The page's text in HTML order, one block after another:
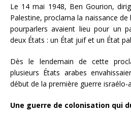
Le 14 mai 1948, Ben Gourion,
Palestine, proclama la naissance de
pourparlers avaient lieu pour un
deux États : un État juif et un État
Dès le lendemain de cette
plusieurs États arabes
début de la première guerre israélo-
Une guerre de colonisation qui